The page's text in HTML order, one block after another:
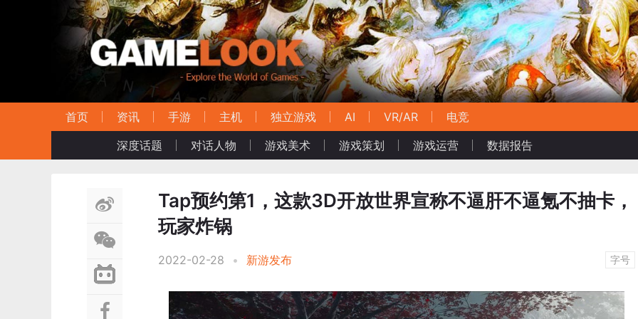
首页 资讯 手游 主机 独立游戏 AI VR/AR
电竞
深度话题
对话人物 游戏美术 游戏策划 游戏运营 数据报告
Tap预约第1，这款3D开放世界宣称不逼肝不逼氪不抽卡，
玩家炸锅
2022-02-28 • 新游发布 字号